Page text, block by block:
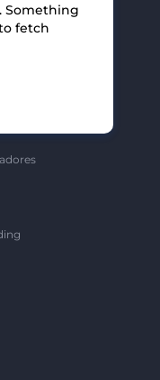
Something
fetch